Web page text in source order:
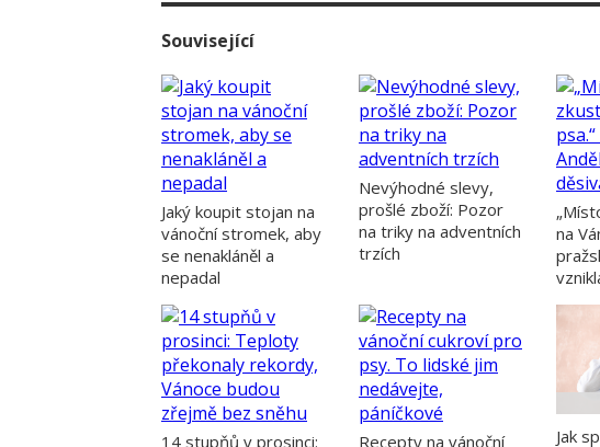
Související
Jaký koupit stojan na
vánoční stromek, aby
se nenakláněl a
nepadal
Nevýhodné slevy,
prošlé zboží: Pozor
na triky na adventních
trzích
na
14 stupňů v prosinci: Recepty na vánoční Jak